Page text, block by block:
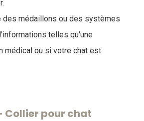
des médaillons ou des systèmes
telles qu'une
médical ou si votre chat est
Collier pour chat